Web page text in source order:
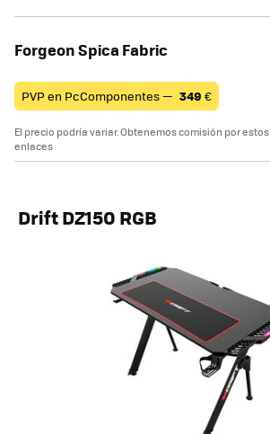
Forgeon Spica Fabric
PVP en PcComponentes — 349 €
El precio podría variar. Obtenemos comisión por estos
enlaces
Drift DZ150 RGB